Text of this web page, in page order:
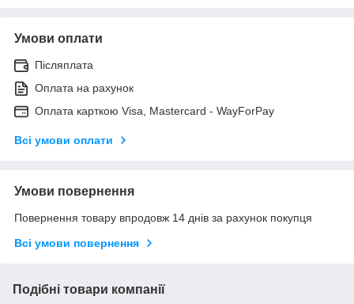
Умови оплати
Післяплата
Оплата на рахунок
Оплата карткою Visa, Mastercard - WayForPay
Всі умови оплати
Умови повернення
Повернення товару впродовж 14 днів за рахунок покупця
Всі умови повернення
Подібні товари компанії